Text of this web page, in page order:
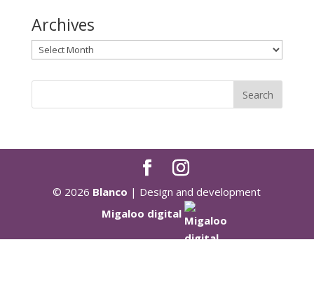
Archives
Archives
© 2026 Blanco | Design and development
Migaloo digital